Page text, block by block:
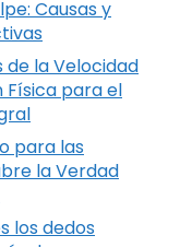
Causas y
de la Velocidad
Física para el
para las
la Verdad
los dedos